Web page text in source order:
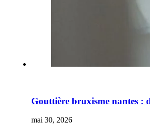
Gouttière bruxisme nantes :
mai 30, 2026